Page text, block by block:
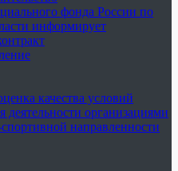
фонда России по
информирует
качества условий
деятельности организациями
направленности